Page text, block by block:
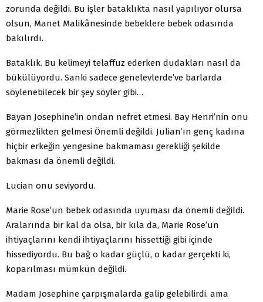
zorunda değildi. Bu işler bataklıkta nasıl yapılıyor olursa
olsun, Manet Malikânesinde bebeklere bebek odasında
bakılırdı.
Bataklık. Bu kelimeyi telaffuz ederken dudakları nasıl da
bükülüyordu. Sanki sadece genelevlerde’ve barlarda
söylenebilecek bir şey söyler gibi…
Bayan Josephine’in ondan nefret etmesi. Bay Henri’nin onu
görmezlikten gelmesi Önemli değildi. Julian’ın genç kadına
hiçbir erkeğin yengesine bakmaması gerekliği şekilde
bakması da önemli değildi.
Lucian onu seviyordu.
Marie Rose’un bebek odasında uyuması da önemli değildi.
Aralarında bir kal da olsa, bir kıla da, Marie Rose’un
ihtiyaçlarını kendi ihtiyaçlarını hissettiği gibi içinde
hissediyordu. Bu bağ o kadar güçlü, o kadar gerçekti ki,
koparılması mümkün değildi.
Madam Josephine çarpışmalarda galip gelebilirdi. ama